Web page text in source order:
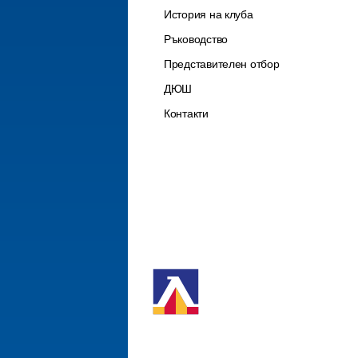
История на клуба
Ръководство
Представителен отбор
ДЮШ
Контакти